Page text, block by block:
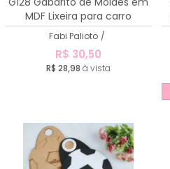
MDF Lixeira para carro
Fabi Palioto /
R$ 30,50
R$ 28,98 à vista